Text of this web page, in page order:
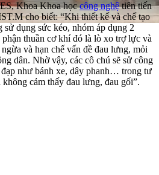
Khoa Khoa họccông nghệtiên tiến
cho biết: “Khi thiết kế và chế tạo
sử dụng sức kéo, nhóm áp dụng 2
thuần cơ khí đó là lò xo trợ lực và
và hạn chế vấn đề đau lưng, mỏi
dân. Nhờ vậy, các cô chú sẽ sử công
như bánh xe, dây phanh… trong tư
cảm thấy đau lưng, đau gối”.